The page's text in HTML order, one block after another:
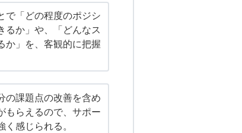
で「どの程度のポジシ
るか」や、「どんなス
か」を、客観的に把握
の課題点の改善を含め
もらえるので、サポー
く感じられる。